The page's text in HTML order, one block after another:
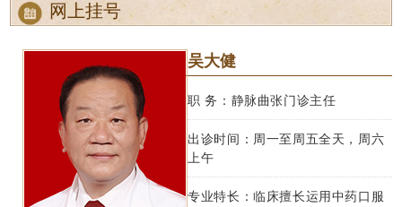
网上挂号
吴大健
职 务：静脉曲张门诊主任
出诊时间：周一至周五全天，周六
上午
专业特长：临床擅长运用中药口服